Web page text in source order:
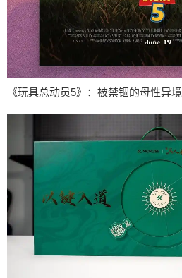
《玩具总动员5》：被禁锢的母性异